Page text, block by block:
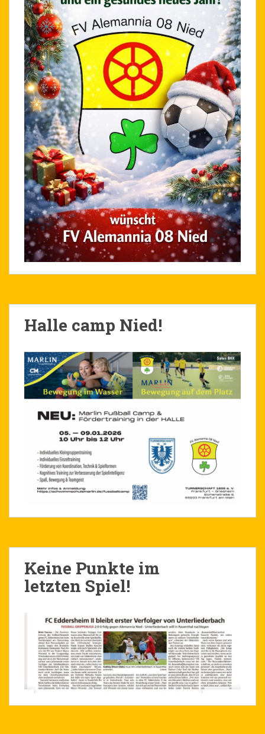
Halle camp Nied!
Keine Punkte im
letzten Spiel!